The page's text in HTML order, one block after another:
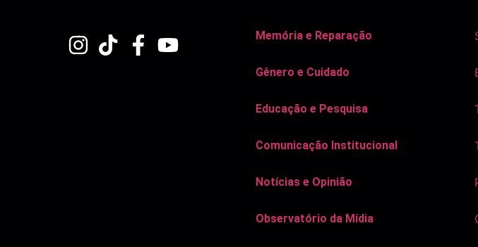
Memória e Reparação
Gênero e Cuidado
Educação e Pesquisa
Comunicação Institucional
Notícias e Opinião
Observatório da Mídia